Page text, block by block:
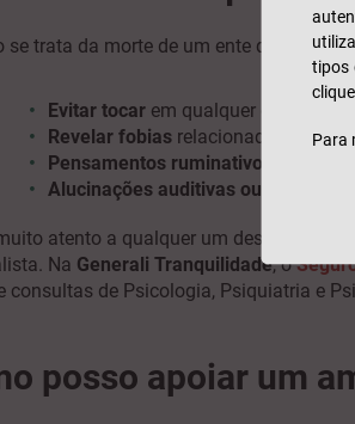
se trata da morte de um ente querido,
Evitar tocar em qualquer objeto que
Revelar fobias relacionadas com a
Pensamentos ruminativos
Alucinações auditivas ou visuais
atento a qualquer um destes
Na Generali Tranquilidade, o
consultas de Psicologia, Psiquiatria e
posso apoiar um
tipos
Para